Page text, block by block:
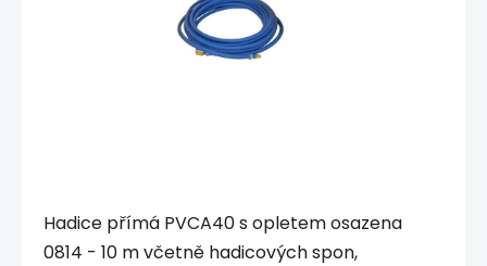
Hadice přímá PVCA40 s opletem osazena
0814 - 10 m včetně hadicových spon,